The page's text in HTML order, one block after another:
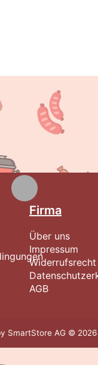
Firma
Über uns
Impressum
Widerrufsrecht
AGB
SmartStore AG © 2026